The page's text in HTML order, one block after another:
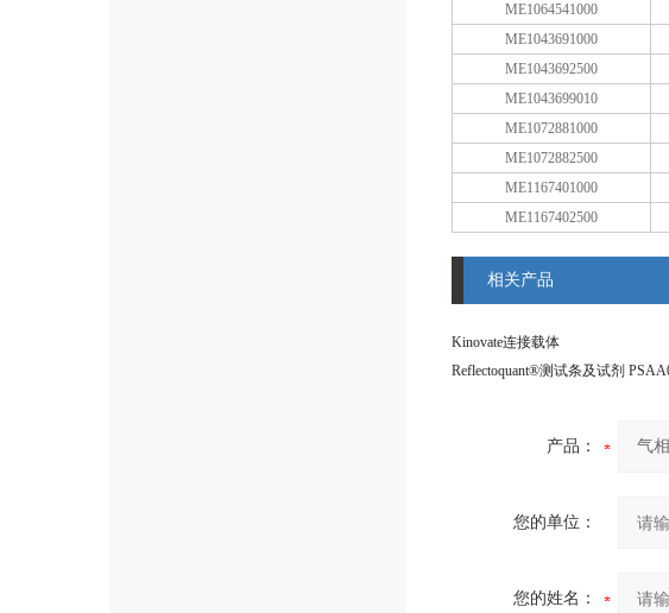
ME1064541000
ME1043691000
ME1043692500
ME1043699010
ME1072881000
ME1072882500
ME1167401000
ME1167402500
相关产品
Kinovate连接载体
产品：
您的单位：
您的姓名：